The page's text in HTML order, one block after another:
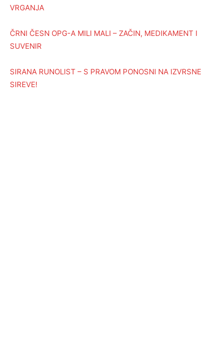
VRGANJA
ČRNI ČESN OPG-A MILI MALI – ZAČIN, MEDIKAMENT I
SUVENIR
SIRANA RUNOLIST – S PRAVOM PONOSNI NA IZVRSNE
SIREVE!